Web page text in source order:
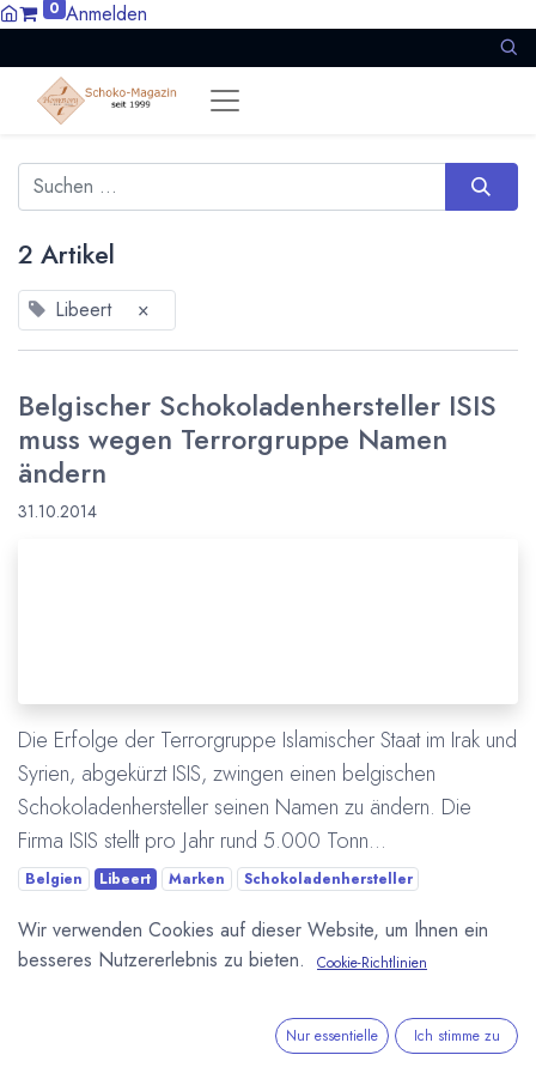
0 Anmelden
2 Artikel
Libeert ×
Belgischer Schokoladenhersteller ISIS
muss wegen Terrorgruppe Namen
ändern
31.10.2014
Die Erfolge der Terrorgruppe Islamischer Staat im Irak und
Syrien, abgekürzt ISIS, zwingen einen belgischen
Schokoladenhersteller seinen Namen zu ändern. Die
Firma ISIS stellt pro Jahr rund 5.000 Tonn...
Belgien Libeert Marken Schokoladenhersteller
Mehr lesen
Wir verwenden Cookies auf dieser Website, um Ihnen ein
besseres Nutzererlebnis zu bieten.
Cookie-Richtlinien
Nur essentielle Ich stimme zu